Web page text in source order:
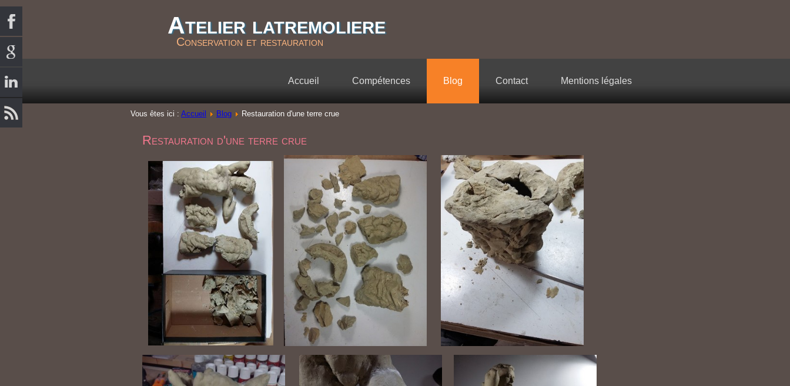
Atelier latremoliere
Conservation et restauration
Accueil Compétences Blog Contact Mentions légales
Vous êtes ici : Accueil Blog Restauration d'une terre crue
Restauration d'une terre crue